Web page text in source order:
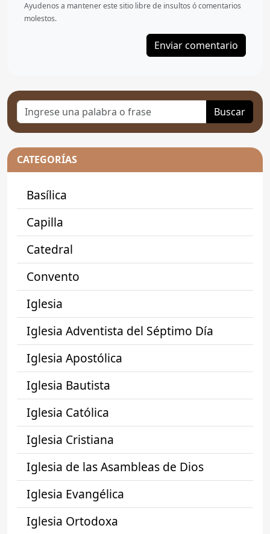
Ayudenos a mantener este sitio libre de insultos ó comentarios
molestos.
Buscar
CATEGORÍAS
Basílica
Capilla
Catedral
Convento
Iglesia
Iglesia Adventista del Séptimo Día
Iglesia Apostólica
Iglesia Bautista
Iglesia Católica
Iglesia Cristiana
Iglesia de las Asambleas de Dios
Iglesia Evangélica
Iglesia Ortodoxa